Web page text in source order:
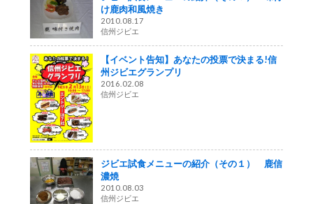
け鹿肉和風焼き
2010.08.17
信州ジビエ
【イベント告知】あなたの投票で決まる!信
州ジビエグランプリ
2016.02.08
信州ジビエ
ジビエ試食メニューの紹介（その１） 鹿信
濃焼
2010.08.03
信州ジビエ